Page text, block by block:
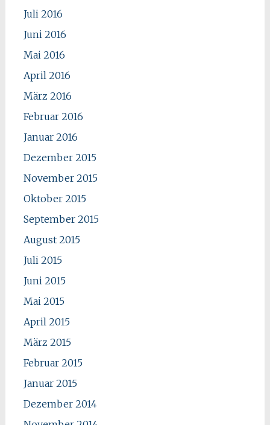
Juli 2016
Juni 2016
Mai 2016
April 2016
März 2016
Februar 2016
Januar 2016
Dezember 2015
November 2015
Oktober 2015
September 2015
August 2015
Juli 2015
Juni 2015
Mai 2015
April 2015
März 2015
Februar 2015
Januar 2015
Dezember 2014